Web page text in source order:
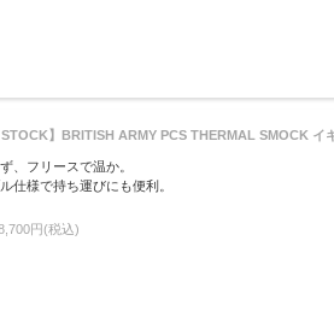
STOCK】BRITISH ARMY PCS THERMAL SMOCK イ
、フリースで温か。
仕様で持ち運びにも便利。
円(税込)